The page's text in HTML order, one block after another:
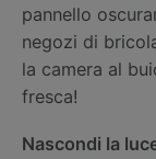
pannello
negozi di
la camera al
fresca!
Nascondi la